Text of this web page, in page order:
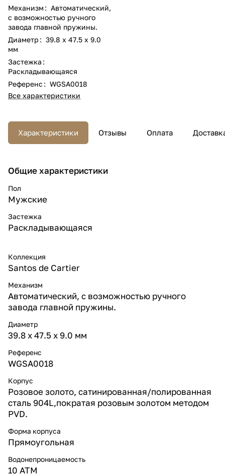
Механизм : Автоматический,
с возможностью ручного
завода главной пружины.
Диаметр : 39.8 x 47.5 х 9.0
мм
Застежка :
Раскладывающаяся
Референс : WGSA0018
Все характеристики
Характеристики Отзывы Оплата
Общие характеристики
Пол
Мужские
Застежка
Раскладывающаяся
Коллекция
Santos de Cartier
Механизм
Автоматический, с возможностью ручного
завода главной пружины.
Диаметр
39.8 x 47.5 х 9.0 мм
Референс
WGSA0018
Корпус
Розовое золото, сатинированная/полированная
сталь 904L,пократая розовым золотом методом
PVD.
Форма корпуса
Прямоугольная
Водонепроницаемость
10 ATM